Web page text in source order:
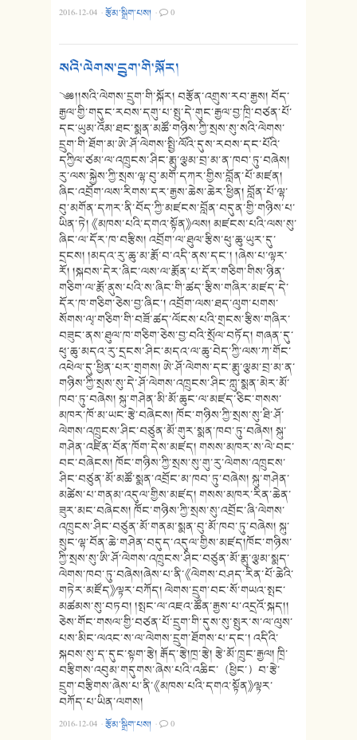
2016-12-04 ·རྩོམ་སྒྲིག་པས། · 0
སའི་ལེགས་དྲུག་གི་སྐོར།
༄༅།།སའི་ལེགས་དྲུག་གི་སྐོར། བརྩོན་འགྲུས་རབ་རྒྱས། བོད་
རྒྱལ་གྱི་གདུང་རབས་དགུ་པ་སྤུ་དེ་གུང་རྒྱལ་བྱ་ཁྲི་བཙན་པོ་
དང་ཡུམ་འོམ་ཐང་སྨན་མཚོ་གཉིས་ཀྱི་སྲས་སུ་སའི་ལེགས་
དྲུག་གི་ཐོག་མ་ཨེ་ཤོ་ལེགས་སྤྱི་ལོའི་དུས་རབས་དང་པོའི་
དཀྱིལ་ཙམ་ལ་འཁྲུངས་ཤིང་རྨུ་ལྕམ་བྲ་མ་ན་ཁབ་ཏུ་བཞེས།
རུ་ལས་སྐྱེས་ཀྱི་སྲས་ལྷ་བུ་མགོ་དཀར་གྱིས་བློན་པོ་མཛན།
ཞིང་འབྲོག་ལས་རིགས་དར་རྒྱས་ཆེས་ཆེར་ཕྱིན། བློན་པོ་ལྷ་
བུ་མགོན་དཀར་ནི་བོད་ཀྱི་མཛངས་བློན་བདུན་གྱི་གཉིས་པ་
ཡིན་ཏེ། 《མཁས་པའི་དགའ་སྟོན》ལས། མཛངས་པའི་ལས་སུ་
ཞིང་ལ་དོར་ཁ་བརྩིས། འབྲོག་ལ་ཐུལ་རྩིས་ཕུ་ཆུ་ཡུར་དུ་
དྲངས། །མདའ་རུ་ཆུ་མ་རྨོ་བ་འདི་ནས་དང་། །ཞེས་པ་ལྟར་
རོ། །སྐབས་དེར་ཞིང་ལས་ལ་རྨོན་པ་དོར་གཅིག་གིས་ཉིན་
གཅིག་ལ་རྨོ་ནུས་པའི་ས་ཞིང་གི་ཚད་རྩིས་གཞིར་མཛད་དེ་
དོར་ཁ་གཅིག་ཅེས་བྱ་ཞིང་། འབྲོག་ལས་ཐད་ལུག་པགས་
སོགས་ལྭ་གཅིག་གི་བཟོ་ཚད་ལོངས་པའི་གྲངས་རྩིས་གཞིར་
བཟུང་ནས་ཐུལ་ཁ་གཅིག་ཅེས་བྱ་བའི་སྲོལ་བཏོད། གཞན་དུ་
ཕུ་ཆུ་མདའ་རུ་དྲངས་ཤིང་མདའ་ལ་ཆུ་བེད་ཀྱི་ལས་ཀ་གོང་
འཕེལ་དུ་ཕྱིན་པར་གྲགས། ཨེ་ཤོ་ལེགས་དང་རྨུ་ལྕམ་བྲ་མ་ན་
གཉིས་ཀྱི་སྲས་སུ་དེ་ཤོ་ལེགས་འཁྲུངས་ཤིང་ཀླུ་སྨན་མེར་མོ་
ཁབ་ཏུ་བཞེས། སྐུ་གཤེན་མི་མོ་ཆུང་ལ་མཛད་ཅིང་གསས་
མཁར་ཁོ་མ་ཡང་རྩེ་བཞེངས། ཁོང་གཉིས་ཀྱི་སྲས་སུ་ཐི་ཤོ་
ལེགས་འཁྲུངས་ཤིང་བཙུན་མོ་གུར་སྨན་ཁབ་ཏུ་བཞེས། སྐུ་
གཤེན་འཛིན་བོན་ཁོག་དེས་མཛད། གསས་མཁར་ས་ལེ་བང་
བང་བཞེངས། ཁོང་གཉིས་ཀྱི་སྲས་སུ་གུ་རུ་ལེགས་འཁྲུངས་
ཤིང་བཙུན་མོ་མཚོ་སྨན་འབྲོང་མ་ཁབ་ཏུ་བཞེས། སྐུ་གཤེན་
མཚེས་པ་གནམ་འདུལ་གྱིས་མཛད། གསས་མཁར་རིན་ཆེན་
ཟུར་མང་བཞེངས། ཁོང་གཉིས་ཀྱི་སྲས་སུ་འབྲོང་ཞི་ལེགས་
འཁྲུངས་ཤིང་བཙུན་མོ་གནམ་སྨན་བུ་མོ་ཁབ་ཏུ་བཞེས། སྐུ་
སྲུང་ལྷ་བོན་ཆེ་གཤེན་བདུད་འདུལ་གྱིས་མཛད།ཁོང་གཉིས་
ཀྱི་སྲས་སུ་ཨི་ཤོ་ལེགས་འཁྲུངས་ཤིང་བཙུན་མོ་རྨུ་ལྕམ་སྨད་
ལེགས་ཁབ་ཏུ་བཞེས།ཞེས་པ་ནི་《ལེགས་བཤད་རིན་པོ་ཆེའི་
གཏེར་མཛོད》ལྟར་བཀོད། ལེགས་དྲུག་བང་སོ་གཡའ་སྤང་
མཚམས་སུ་བཏབ། །སྤང་ལ་འཇའ་ཚོན་རྒྱས་པ་འདྲའོ་སྐད།།
ཅེས་གོང་གསལ་གྱི་བཙན་པོ་དྲུག་གི་དུས་སུ་སྤུར་ས་ལ་ལུས་
པས་མིང་ལའང་ས་ལ་ལེགས་དྲུག་ཐོགས་པ་དང་། འདིའི་
སྐབས་སུ་ད་དུང་སྟག་རྩེ། རྒོད་རྩེ།ཁྲ་རྩེ། རྩེ་མོ་ཁྲུང་རྒྱལ། ཁྲི་
བརྩིགས་འབུམ་གདུགས་ཞེས་པའི་འཆིང་（ཕྱིང་）བ་རྩེ་
དྲུག་བརྩིགས་ཞེས་པ་ནི་《མཁས་པའི་དགའ་སྟོན》ལྟར་
བཀོད་པ་ཡིན་ལགས།
2016-12-04 ·རྩོམ་སྒྲིག་པས། · 0